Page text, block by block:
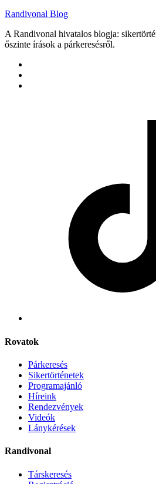
Randivonal Blog
A Randivonal hivatalos blogja:
őszinte írások a párkeresésről.
Rovatok
Párkeresés
Sikertörténetek
Programajánló
Híreink
Rendezvények
Videók
Lánykérések
Randivonal
Társkeresés